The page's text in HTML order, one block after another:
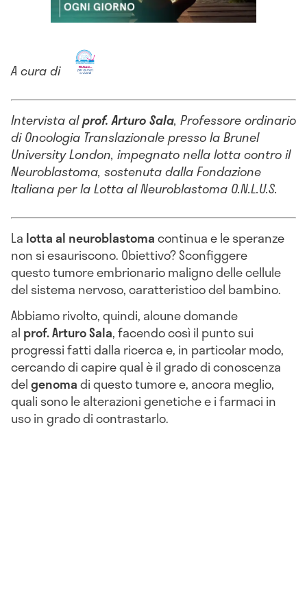
A cura di
Intervista alprof.Arturo Sala, Professore ordinario
di Oncologia Translazionale presso la Brunel
University London, impegnato nella lotta contro il
Neuroblastoma, sostenuta dalla Fondazione
Italiana per la Lotta al Neuroblastoma O.N.L.U.S.
La lotta al neuroblastomacontinua e le speranze
non si esauriscono. Obiettivo? Sconfiggere
questo tumore embrionario maligno delle cellule
del sistema nervoso, caratteristico del bambino.
Abbiamo rivolto, quindi, alcune domande
al prof.Arturo Sala, facendo così il punto sui
progressi fatti dalla ricerca e, in particolar modo,
cercando di capire qual è il grado di conoscenza
delgenomadi questo tumore e, ancora meglio,
quali sono le alterazioni genetiche e i farmaci in
uso in grado di contrastarlo.